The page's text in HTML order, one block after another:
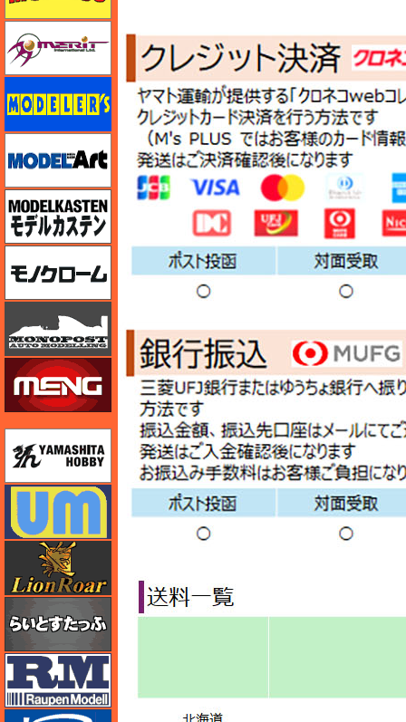
モデラーズ
モデルアート
モデルカステン
モノクローム
モンモデル（MENG MODEL）
ユニモデル
ユニモデル
らいとすたっふ